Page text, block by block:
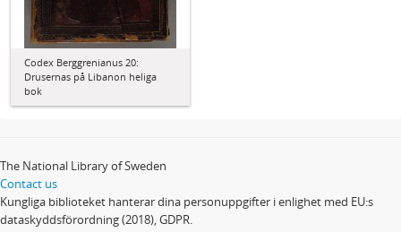
Codex Berggrenianus 20:
Drusernas på Libanon heliga
bok
The National Library of Sweden
Contact us
Kungliga biblioteket hanterar dina personuppgifter i enlighet med EU:s
dataskyddsförordning (2018), GDPR.